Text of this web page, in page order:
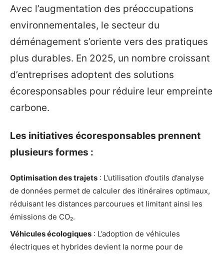
Avec l’augmentation des préoccupations
environnementales, le secteur du
déménagement s’oriente vers des pratiques
plus durables. En 2025, un nombre croissant
d’entreprises adoptent des solutions
écoresponsables pour réduire leur empreinte
carbone.
Les initiatives écoresponsables prennent
plusieurs formes :
Optimisation des trajets : L’utilisation d’outils d’analyse
de données permet de calculer des itinéraires optimaux,
réduisant les distances parcourues et limitant ainsi les
émissions de CO₂.
Véhicules écologiques : L’adoption de véhicules
électriques et hybrides devient la norme pour de